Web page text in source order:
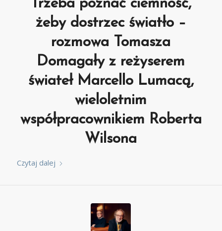
Trzeba poznać ciemność,
żeby dostrzec światło –
rozmowa Tomasza
Domagały z reżyserem
świateł Marcello Lumacą,
wieloletnim
współpracownikiem Roberta
Wilsona
Czytaj dalej